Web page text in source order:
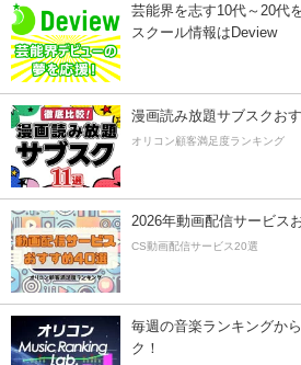
芸能界を志す10代～20代
スクール情報はDeview
漫画読み放題サブスクお
オリコン顧客満足度ランキング
2026年動画配信サービス
CS動画配信サービス20選
毎週の音楽ランキングか
ク！